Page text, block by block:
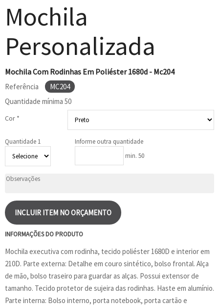
Mochila
Personalizada
Mochila Com Rodinhas Em Poliéster 1680d - Mc204
Referência
MC204
Quantidade mínima 50
Cor *
Quantidade 1
Informe outra quantidade
min. 50
INCLUIR ITEM NO ORÇAMENTO
INFORMAÇÕES DO PRODUTO
Mochila executiva com rodinha, tecido poliéster 1680D e interior em
210D. Parte externa: Detalhe em couro sintético, bolso frontal. Alça
de mão, bolso traseiro para guardar as alças. Possui extensor de
tamanho. Tecido protetor de sujeira das rodinhas. Haste em alumínio.
Parte interna: Bolso interno, porta notebook, porta cartão e